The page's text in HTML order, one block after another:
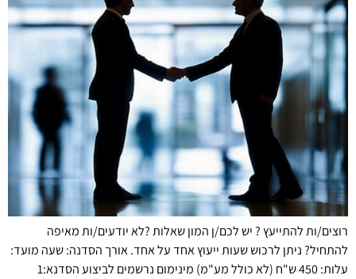
רוצים/ות להתייעץ ? יש לכם/ן המון שאלות ?לא יודעים/ות מאיפה
להתחיל? ניתן לרכוש שעות ייעוץ אחד על אחד. אורך הסדנה: שעה מועד:
עלות: 450 ש"ח (לא כולל מע"מ) מינימום נרשמים לביצוע הסדנא:1